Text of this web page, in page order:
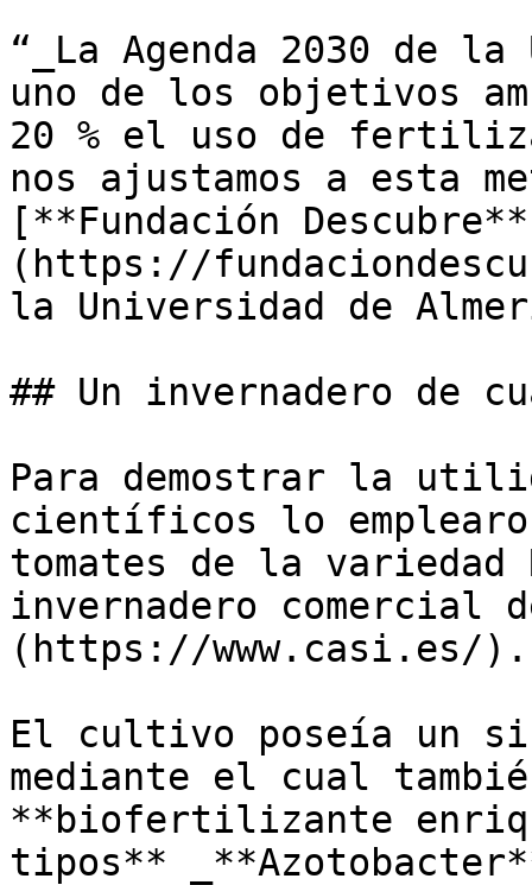
“_La Agenda 2030 de
uno de los objetivos
20 % el uso de
nos ajustamos a esta
[**Fundación
(https://
la Universidad de
## Un invernadero de
Para demostrar la
científicos lo
tomates de la variedad
invernadero comercial
(https://www.casi.es/
El cultivo poseía un
mediante el cual
**biofertilizante
tipos**